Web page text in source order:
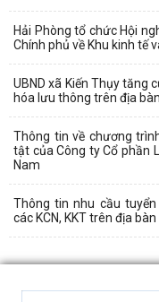
Hải Phòng tổ chức Hội
Chính phủ về Khu kinh tế
UBND xã Kiến Thụy tăng
hóa lưu thông trên địa bàn
Thông tin về chương
tật của Công ty Cổ phần
Nam
Thông tin nhu cầu
các KCN, KKT trên địa